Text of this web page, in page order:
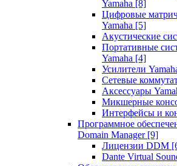
Yamaha [8]
Цифровые
Yamaha [5]
Акустические
Портативные
Yamaha [4]
Усилители
Сетевые
Аксессуары
Микшерные
Интерфейсы и
Программное
Domain Manager [9]
Лицензии DDM
Dante Virtual